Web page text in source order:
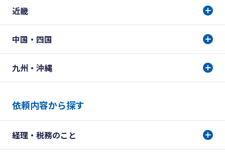
近畿
中国・四国
九州・沖縄
依頼内容から探す
経理・税務のこと